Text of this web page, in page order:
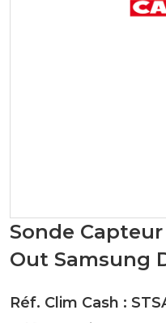
Sonde
Out Samsung
Réf. Clim Cash :